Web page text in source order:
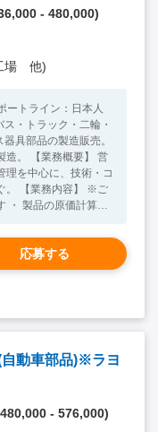
- 480,000)
場 他)
ートライン：日本人
具部品の製造販売。
】 営
理を中心に、技術・コ
ご
・ 製品の原価計算と
製造部門および購買
に関する打ち合わせ
ータ分析とレポート
支給有り ・年齢55歳
業いずれか1年以上
コスト分析、利益管
上 【歓迎要
応募する
自動車部品)※ラヨ
- 576,000)